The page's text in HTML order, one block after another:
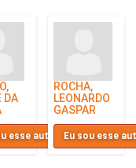
DA
esse autor
ROCHA,
LEONARDO
GASPAR
Eu sou esse